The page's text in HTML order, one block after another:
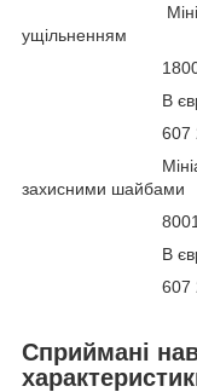
Мініатюрні
ущільненням
180017,
В євро
607 2RS,
Мініатюрні
захисними шайбами
80017,
В євро
607 2Z, 608
Сприймані